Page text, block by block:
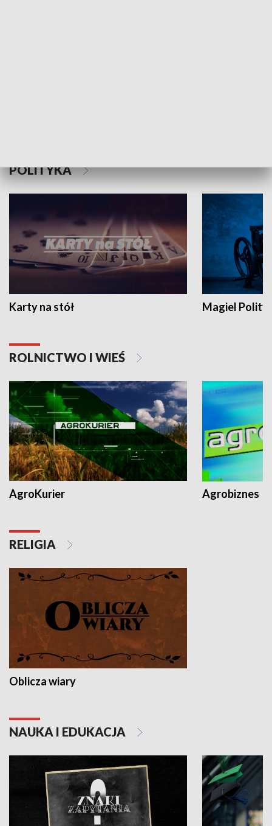
POLITYKA
Karty na stół Magiel
ROLNICTWO I WIEŚ
AgroKurier Agrobiznes
RELIGIA
Oblicza wiary
NAUKA I EDUKACJA